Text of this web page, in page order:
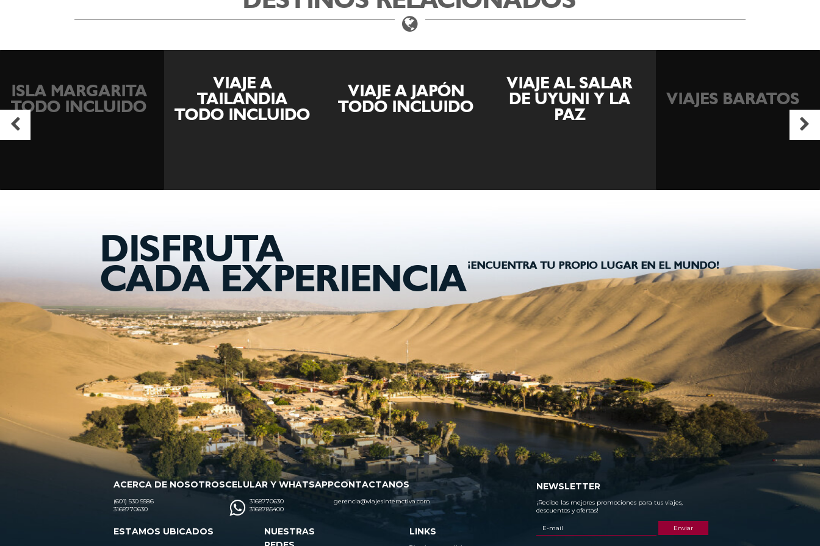
VIAJE A
TAILANDIA
TODO INCLUIDO
VIAJE A JAPÓN
TODO INCLUIDO
VIAJE AL SALAR
DE UYUNI Y LA
PAZ
VIAJES BARATOS
ISLA MARGARITA
TODO INCLUIDO
DISFRUTA
CADA EXPERIENCIA¡ENCUENTRA TU PROPIO LUGAR EN EL MUNDO!
ACERCA DE NOSOTROS
(601) 530 5586
3168770630
CELULAR Y WHATSAPP
3168770630
3168785400
CONTACTANOS
gerencia@viajesinteractiva.com
ESTAMOS UBICADOS
NUESTRAS
LINKS
NEWSLETTER
¡Recibe las mejores promociones para tus viajes,
descuentos y ofertas!